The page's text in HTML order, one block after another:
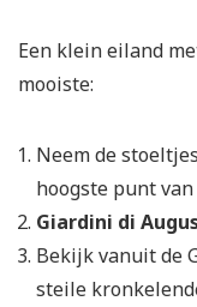
Een klein eiland
mooiste:
Neem de
hoogste punt
Giardini di
Bekijk vanuit de
steile